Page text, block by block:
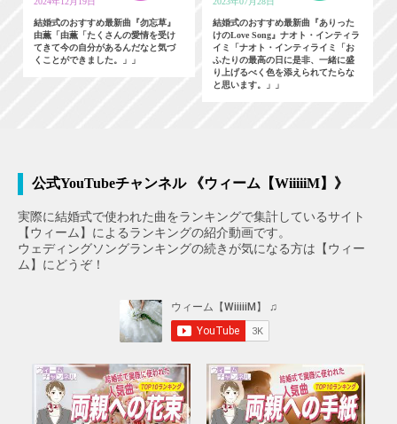
結婚式のおすすめ最新曲『勿忘草』
由薫「由薫「たくさんの愛情を受け
てきて今の自分があるんだなと気づ
くことができました。」」
結婚式のおすすめ最新曲『ありった
けのLove Song』ナオト・インティラ
イミ「ナオト・インティライミ「お
ふたりの最高の日に是非、一緒に盛
り上げるべく色を添えられてたらな
と思います。」」
公式YouTubeチャンネル 《ウィーム【WiiiiiM】》
実際に結婚式で使われた曲をランキングで集計しているサイト
【ウィーム】によるランキングの紹介動画です。
ウェディングソングランキングの続きが気になる方は【ウィー
ム】にどうぞ！